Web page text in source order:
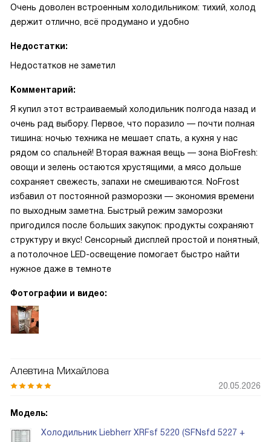
Очень доволен встроенным холодильником: тихий, холод
держит отлично, всё продумано и удобно
Недостатки:
Недостатков не заметил
Комментарий:
Я купил этот встраиваемый холодильник полгода назад и
очень рад выбору. Первое, что поразило — почти полная
тишина: ночью техника не мешает спать, а кухня у нас
рядом со спальней! Вторая важная вещь — зона BioFresh:
овощи и зелень остаются хрустящими, а мясо дольше
сохраняет свежесть, запахи не смешиваются. NoFrost
избавил от постоянной разморозки — экономия времени
по выходным заметна. Быстрый режим заморозки
пригодился после больших закупок: продукты сохраняют
структуру и вкус! Сенсорный дисплей простой и понятный,
а потолочное LED-освещение помогает быстро найти
нужное даже в темноте
Фотографии и видео:
Алевтина Михайлова
20.05.2026
Модель:
Холодильник Liebherr XRFsf 5220 (SFNsfd 5227 +